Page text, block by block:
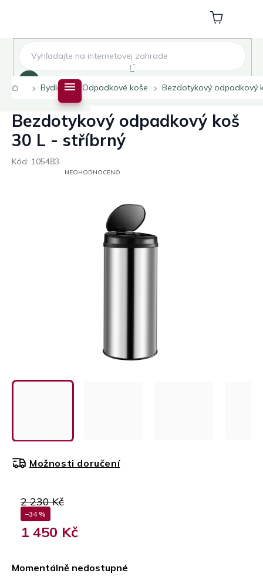
Nákupní
košík
DomůBydlení Odpadkové koše Bezdotykový odpadkový
Bezdotykový odpadkový koš
30 L - stříbrný
Kód: 105483
PRŮMĚRNÉNEOHODNOCENO
2 230 Kč
–34 %
1 450 Kč
Momentálně nedostupné
Možnosti doručení